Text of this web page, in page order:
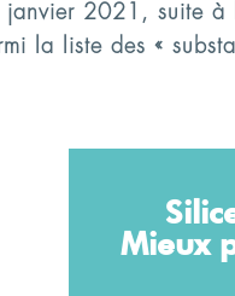
janvier 2021, suite
la liste des «
Mieux